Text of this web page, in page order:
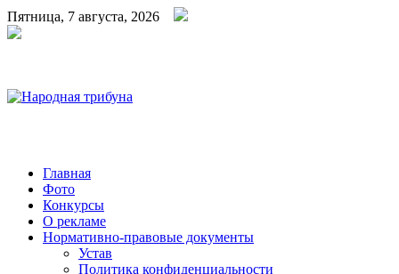
Пятница, 7 августа, 2026
Народная трибуна
Калининская районная газета
Главная
Фото
Конкурсы
О рекламе
Нормативно-правовые документы
Устав
Политика конфиденциальности